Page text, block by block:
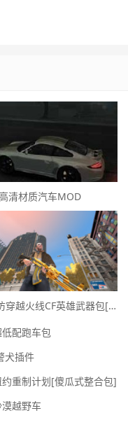
清材质汽车MOD
gta4仿穿越火线CF英雄武器包[覆盖版]
配跑车包
犬插件
重制计划[傻瓜式整合包][
越野车